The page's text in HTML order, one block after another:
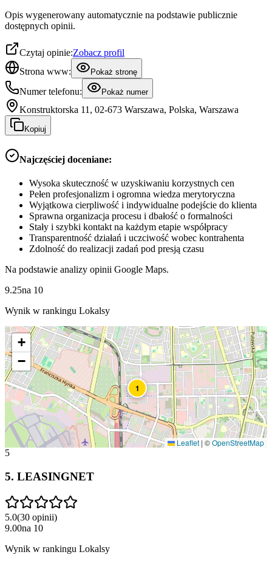
Opis wygenerowany automatycznie na podstawie publicznie
dostępnych opinii.
Czytaj opinie:Zobacz profil
Strona www:
Pokaż stronę
Numer telefonu: Pokaż numer
Konstruktorska 11, 02-673 Warszawa, Polska, Warszawa
Kopiuj
Najczęściej doceniane:
Wysoka skuteczność w uzyskiwaniu korzystnych cen
Pełen profesjonalizm i ogromna wiedza merytoryczna
Wyjątkowa cierpliwość i indywidualne podejście do klienta
Sprawna organizacja procesu i dbałość o formalności
Stały i szybki kontakt na każdym etapie współpracy
Transparentność działań i uczciwość wobec kontrahenta
Zdolność do realizacji zadań pod presją czasu
Na podstawie analizy opinii Google Maps.
9.25na 10
Wynik w rankingu Lokalsy
1
+
−
Leaflet | ©OpenStreetMap
5
5. LEASINGNET
5.0(30 opinii)
9.00na 10
Wynik w rankingu Lokalsy